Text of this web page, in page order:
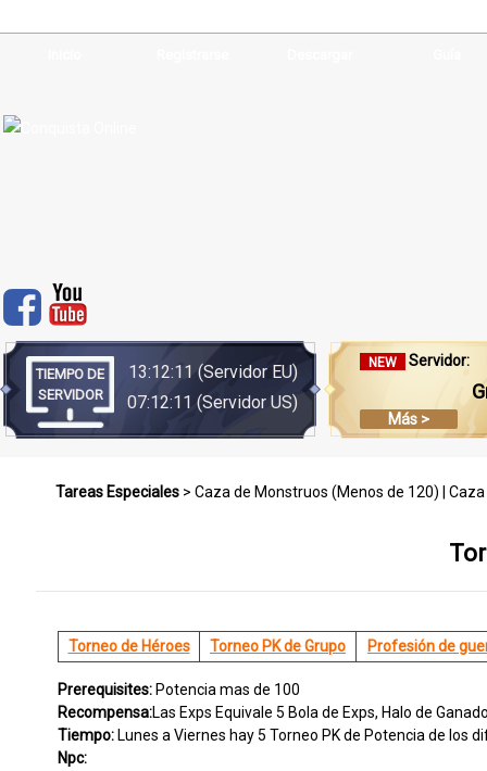
TIEMPO DE
SERVIDOR
13:12:11 (Servidor EU)
07:12:11 (Servidor US)
NEW Servidor:
Más >
Tareas Especiales > Caza de Monstruos (Menos de 120)
Evento De
Torneo pk de potencia|Orquídea|Espectaculo de Concurso|
Torneo de Héroes Torneo PK de Grupo Profesión de
Prerequisites: Potencia mas de 100
Recompensa:Las Exps Equivale 5 Bola de Exps, Halo de
Tiempo: Lunes a Viernes hay 5 Torneo PK de Potencia de los
Npc: